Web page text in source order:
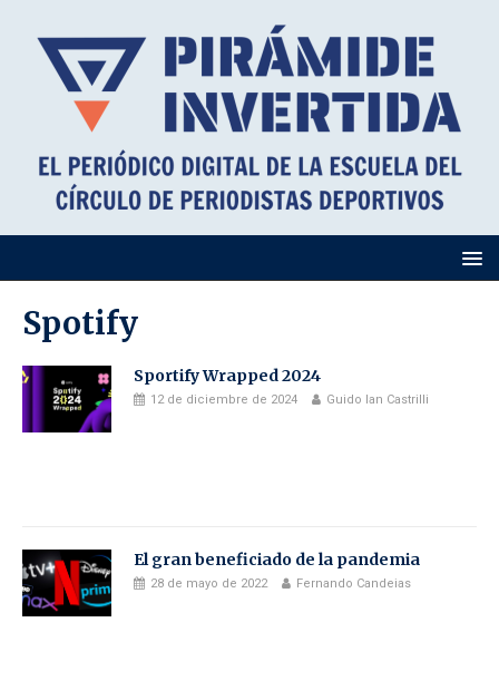
Spotify
Sportify Wrapped 2024
12 de diciembre de 2024 Guido Ian Castrilli
El gran beneficiado de la pandemia
28 de mayo de 2022 Fernando Candeias